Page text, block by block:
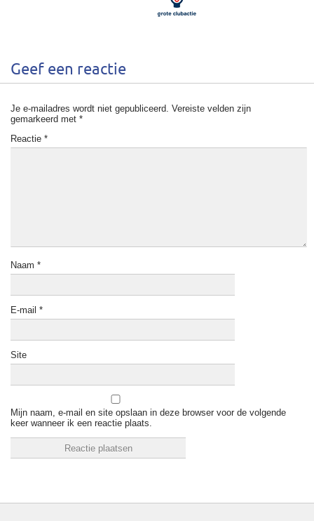
Geef een reactie
Je e-mailadres wordt niet gepubliceerd. Vereiste velden zijn
gemarkeerd met *
Reactie *
Naam *
E-mail *
Site
Mijn naam, e-mail en site opslaan in deze browser voor de volgende
keer wanneer ik een reactie plaats.